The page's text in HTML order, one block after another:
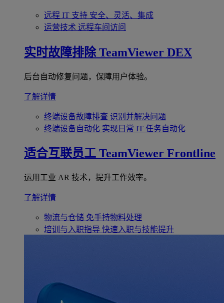
远程 IT 支持 安全、灵活、集成
运营技术 远程车间访问
实时故障排除 TeamViewer DEX
后台自动修复问题，保障用户体验。
了解详情
终端设备故障排查 识别并解决问题
终端设备自动化 实现日常 IT 任务自动化
适合互联员工 TeamViewer Frontline
运用工业 AR 技术，提升工作效率。
了解详情
物流与仓储 免手持物料处理
培训与入职指导 快速入职与技能提升